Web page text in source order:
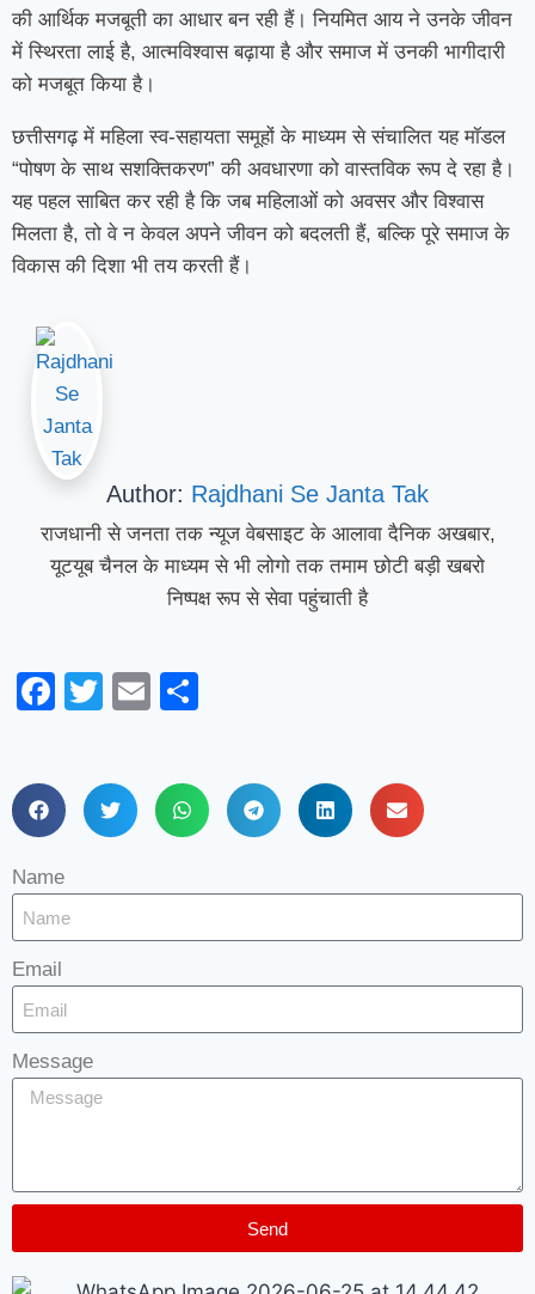
की आर्थिक मजबूती का आधार बन रही हैं। नियमित आय ने उनके जीवन
में स्थिरता लाई है, आत्मविश्वास बढ़ाया है और समाज में उनकी भागीदारी
को मजबूत किया है।
छत्तीसगढ़ में महिला स्व-सहायता समूहों के माध्यम से संचालित यह मॉडल
“पोषण के साथ सशक्तिकरण” की अवधारणा को वास्तविक रूप दे रहा है।
यह पहल साबित कर रही है कि जब महिलाओं को अवसर और विश्वास
मिलता है, तो वे न केवल अपने जीवन को बदलती हैं, बल्कि पूरे समाज के
विकास की दिशा भी तय करती हैं।
Author: Rajdhani Se Janta Tak
राजधानी से जनता तक न्यूज वेबसाइट के आलावा दैनिक अखबार,
यूटयूब चैनल के माध्यम से भी लोगो तक तमाम छोटी बड़ी खबरो
निष्पक्ष रूप से सेवा पहुंचाती है
Facebook
TwitterEmail
Name
Email
Message
Send